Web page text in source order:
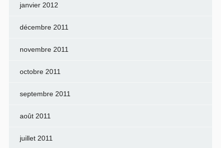
janvier 2012
décembre 2011
novembre 2011
octobre 2011
septembre 2011
août 2011
juillet 2011